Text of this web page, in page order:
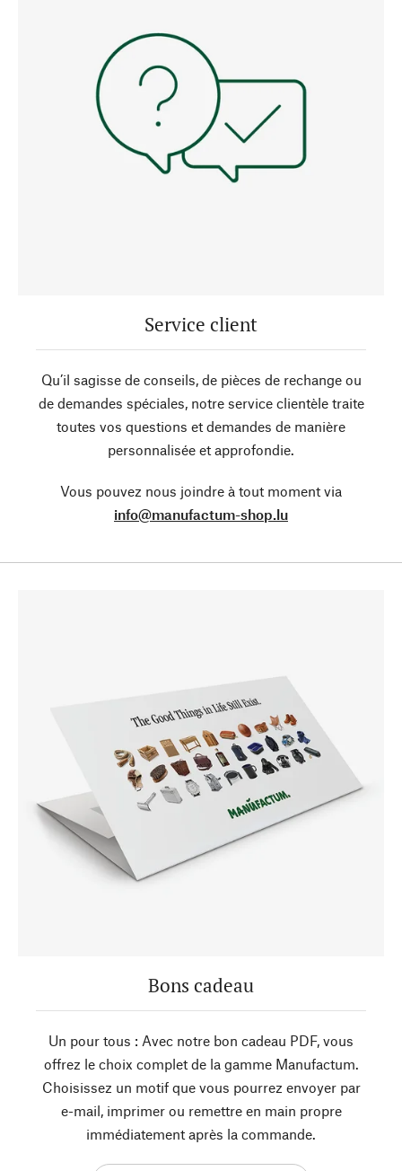
Service client
Qu’il sagisse de conseils, de pièces de rechange ou
de demandes spéciales, notre service clientèle traite
toutes vos questions et demandes de manière
personnalisée et approfondie.
Vous pouvez nous joindre à tout moment via
info@manufactum-shop.lu
Bons cadeau
Un pour tous : Avec notre bon cadeau PDF, vous
offrez le choix complet de la gamme Manufactum.
Choisissez un motif que vous pourrez envoyer par
e-mail, imprimer ou remettre en main propre
immédiatement après la commande.